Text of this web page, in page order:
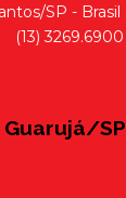
SP - Brasil
(13) 3269.6900
SP